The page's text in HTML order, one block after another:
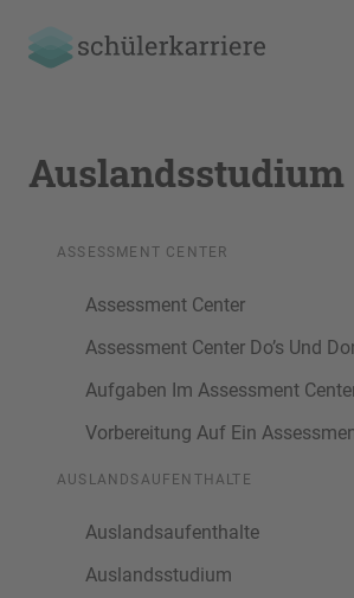
Auslandsstudium
ASSESSMENT CENTER
Assessment Center
Assessment Center Do’s Und
Aufgaben Im Assessment
Vorbereitung Auf Ein
AUSLANDSAUFENTHALTE
Auslandsaufenthalte
Auslandsstudium